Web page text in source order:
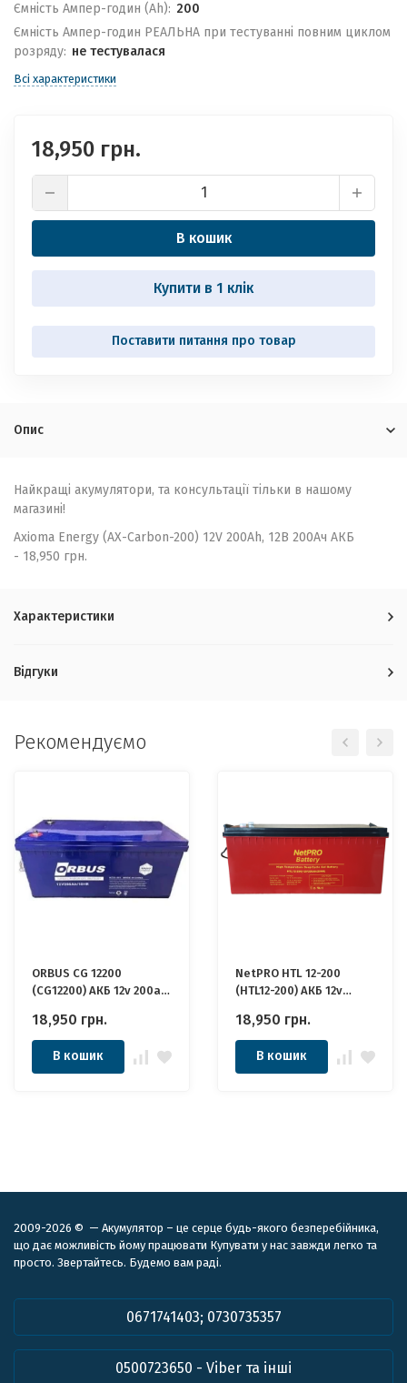
Ємність Ампер-годин (Ah): 200
Ємність Ампер-годин РЕАЛЬНА при тестуванні повним циклом
розряду: не тестувалася
Всі характеристики
18,950 грн.
В кошик
Купити в 1 клік
Опис
Найкращі акумулятори, та консультації тільки в нашому
магазині!
Axioma Energy (AX-Carbon-200) 12V 200Ah, 12В 200Ач АКБ
- 18,950 грн.
Характеристики
Відгуки
Рекомендуємо
ORBUS CG 12200
(CG12200) АКБ 12v 200ah
18,950 грн.
В кошик
NetPRO HTL 12-200
(HTL12-200) АКБ 12v
18,950 грн.
В кошик
2009-2026 © — Акумулятор – це серце будь-якого безперебійника,
що дає можливість йому працювати Купувати у нас завжди легко та
просто. Звертайтесь. Будемо вам раді.
0671741403; 0730735357
0500723650 - Viber та інші